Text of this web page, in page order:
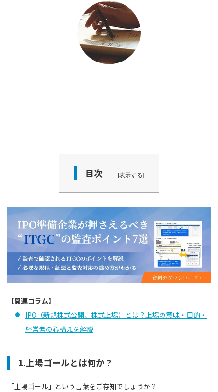
目次 表示する
【関連コラム】
IPO（新規株式公開、株式上場）とは？上場の意味・目的・
経営者の心構えを解説
1.上場ゴールとは何か？
「上場ゴール」という言葉をご存知でしょうか？